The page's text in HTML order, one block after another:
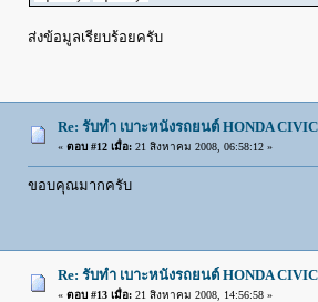
ส่งข้อมูลเรียบร้อยครับ
Re: รับทำ เบาะหนังรถยนต์ HONDA
« ตอบ #12 เมื่อ:21 สิงหาคม 2008, 06:58:12 »
ขอบคุณมากครับ
Re: รับทำ เบาะหนังรถยนต์ HONDA
« ตอบ #13 เมื่อ:21 สิงหาคม 2008, 14:56:58 »